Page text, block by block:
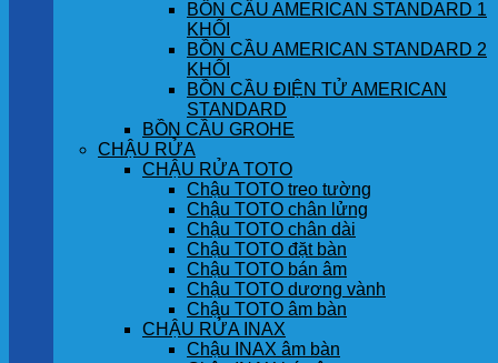
BỒN CẦU AMERICAN STANDARD 1
KHỐI
BỒN CẦU AMERICAN STANDARD 2
KHỐI
BỒN CẦU ĐIỆN TỬ AMERICAN
STANDARD
BỒN CẦU GROHE
CHẬU RỬA
CHẬU RỬA TOTO
Chậu TOTO treo tường
Chậu TOTO chân lửng
Chậu TOTO chân dài
Chậu TOTO đặt bàn
Chậu TOTO bán âm
Chậu TOTO dương vành
Chậu TOTO âm bàn
CHẬU RỬA INAX
Chậu INAX âm bàn